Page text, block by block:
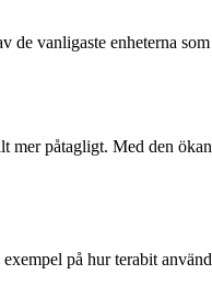
vanligaste enheterna
påtagligt. Med den
på hur terabit